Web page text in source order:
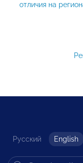
отличия на
Русский English